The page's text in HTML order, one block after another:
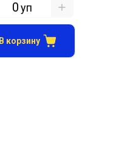
уп
В корзину